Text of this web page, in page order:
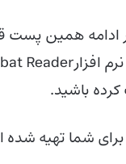
ادامه همین پست
برای شما تهیه